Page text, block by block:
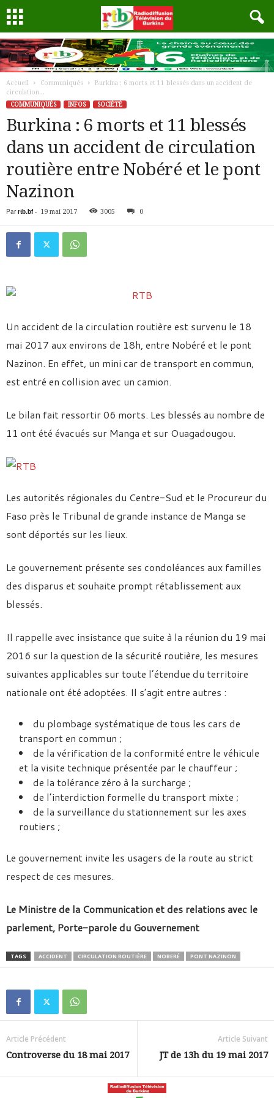
Accueil Communiqués
Burkina : 6 morts et 11 blessés dans un accident de
circulation...
COMMUNIQUÉS
INFOS SOCIÉTÉ
Burkina : 6 morts et 11 blessés
dans un accident de circulation
routière entre Nobéré et le pont
Nazinon
Par rtb.bf- 19 mai 2017 3005 0
Un accident de la circulation routière est survenu le 18
mai 2017 aux environs de 18h, entre Nobéré et le pont
Nazinon. En effet, un mini car de transport en commun,
est entré en collision avec un camion.
Le bilan fait ressortir 06 morts. Les blessés au nombre de
11 ont été évacués sur Manga et sur Ouagadougou.
Les autorités régionales du Centre-Sud et le Procureur du
Faso près le Tribunal de grande instance de Manga se
sont déportés sur les lieux.
Le gouvernement présente ses condoléances aux familles
des disparus et souhaite prompt rétablissement aux
blessés.
Il rappelle avec insistance que suite à la réunion du 19 mai
2016 sur la question de la sécurité routière, les mesures
suivantes applicables sur toute l’étendue du territoire
nationale ont été adoptées. Il s’agit entre autres :
du plombage systématique de tous les cars de
transport en commun ;
de la vérification de la conformité entre le véhicule
et la visite technique présentée par le chauffeur ;
de la tolérance zéro à la surcharge ;
de l’interdiction formelle du transport mixte ;
de la surveillance du stationnement sur les axes
routiers ;
Le gouvernement invite les usagers de la route au strict
respect de ces mesures.
Le Ministre de la Communication et des relations avec le
parlement, Porte-parole du Gouvernement
TAGS ACCIDENT CIRCULATION ROUTIÈRE NOBERÉ PONT NAZINON
Article Précédent
Controverse du 18 mai 2017
Article Suivant
JT de 13h du 19 mai 2017